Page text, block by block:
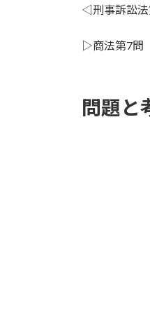
◁刑事訴訟法
▷商法第7問
問題と